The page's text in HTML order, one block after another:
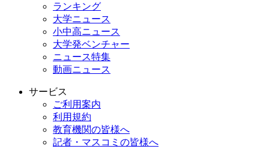
ランキング
大学ニュース
小中高ニュース
大学発ベンチャー
ニュース特集
動画ニュース
サービス
ご利用案内
利用規約
教育機関の皆様へ
記者・マスコミの皆様へ